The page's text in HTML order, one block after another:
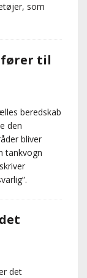
som
fører til
beredskab
den
bliver
tankvogn
det